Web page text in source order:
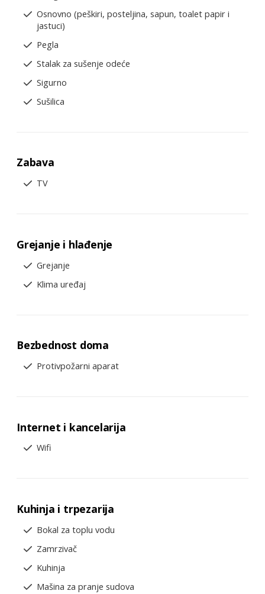
Osnovno (peškiri, posteljina, sapun, toalet papir i
jastuci)
Pegla
Stalak za sušenje odeće
Sigurno
Sušilica
Zabava
TV
Grejanje i hlađenje
Grejanje
Klima uređaj
Bezbednost doma
Protivpožarni aparat
Internet i kancelarija
Wifi
Kuhinja i trpezarija
Bokal za toplu vodu
Zamrzivač
Kuhinja
Mašina za pranje sudova